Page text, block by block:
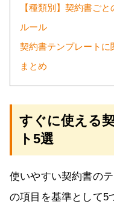
【種類別】契約書ご
ルール
契約書テンプレートに
まとめ
すぐに使える
ト5選
使いやすい契約書の
の項目を基準として5